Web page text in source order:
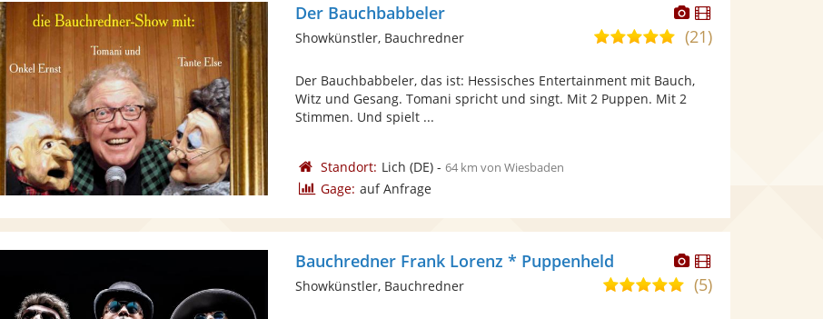
Dieser
Künstler
stellt
bereit.
Dieser
Künstler
Der Bauchbabbeler
4,9
5
Sternen
(21)
Showkünstler, Bauchredner
Der Bauchbabbeler, das ist: Hessisches Entertainment mit Bauch,
Witz und Gesang. Tomani spricht und singt. Mit 2 Puppen. Mit 2
Stimmen. Und spielt ...
Standort: Lich (DE)- 64 km von Wiesbaden
Gage: auf Anfrage
Dieser
Künstler
stellt
Dieser
Künstler
Bauchredner Frank Lorenz * Puppenheld
5,0(5)
Showkünstler, Bauchredner